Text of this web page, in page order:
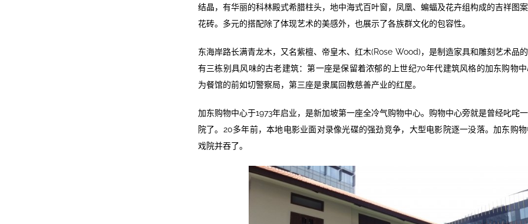
结晶，有华丽的科林殿式希腊柱头，地中海式百叶窗，凤凰、蝙蝠及花卉组构成的吉祥图
花砖。多元的搭配除了体现艺术的美感外，也展示了各族群文化的包容性。
东海岸路长满青龙木，又名紫檀、帝皇木、红木(Rose Wood)，是制造家具和雕刻艺术品
有三栋别具风味的古老建筑：第一座是保留着浓郁的上世纪70年代建筑风格的加东购物
为餐馆的前如切警察局，第三座是隶属回教慈善产业的红屋。
加东购物中心于1973年启业，是新加坡第一座全冷气购物中心。购物中心旁就是曾经叱咤
院了。20多年前，本地电影业面对录像光碟的强劲竞争，大型电影院逐一没落。加东购
戏院并吞了。